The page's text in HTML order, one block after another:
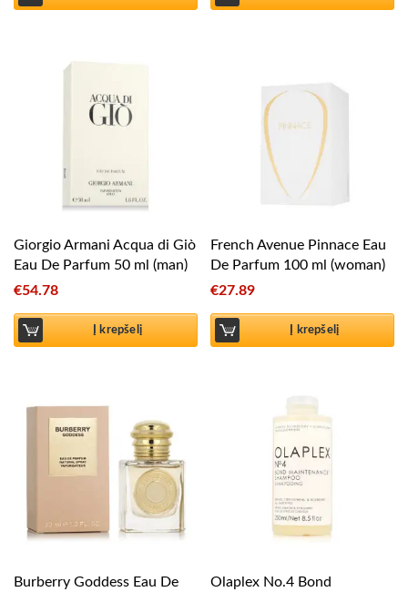
Giorgio Armani Acqua di Giò
Eau De Parfum 50 ml (man)
€54.78
Į krepšelį
French Avenue Pinnace Eau
De Parfum 100 ml (woman)
€27.89
Į krepšelį
Burberry Goddess Eau De
Olaplex No.4 Bond